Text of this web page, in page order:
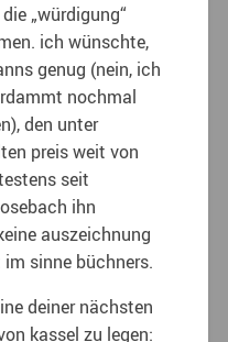
„würdigung“
ich wünschte,
genug (nein, ich
nochmal
den unter
preis weit von
seit
ihn
auszeichnung
sinne büchners.
deiner nächsten
kassel zu legen: